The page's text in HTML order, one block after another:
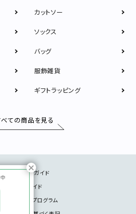
カットソー
ソックス
バッグ
服飾雑貨
ギフトラッピング
べての商品を見る
ショッピングガイド
サイズガイド
ンバーシッププログラム